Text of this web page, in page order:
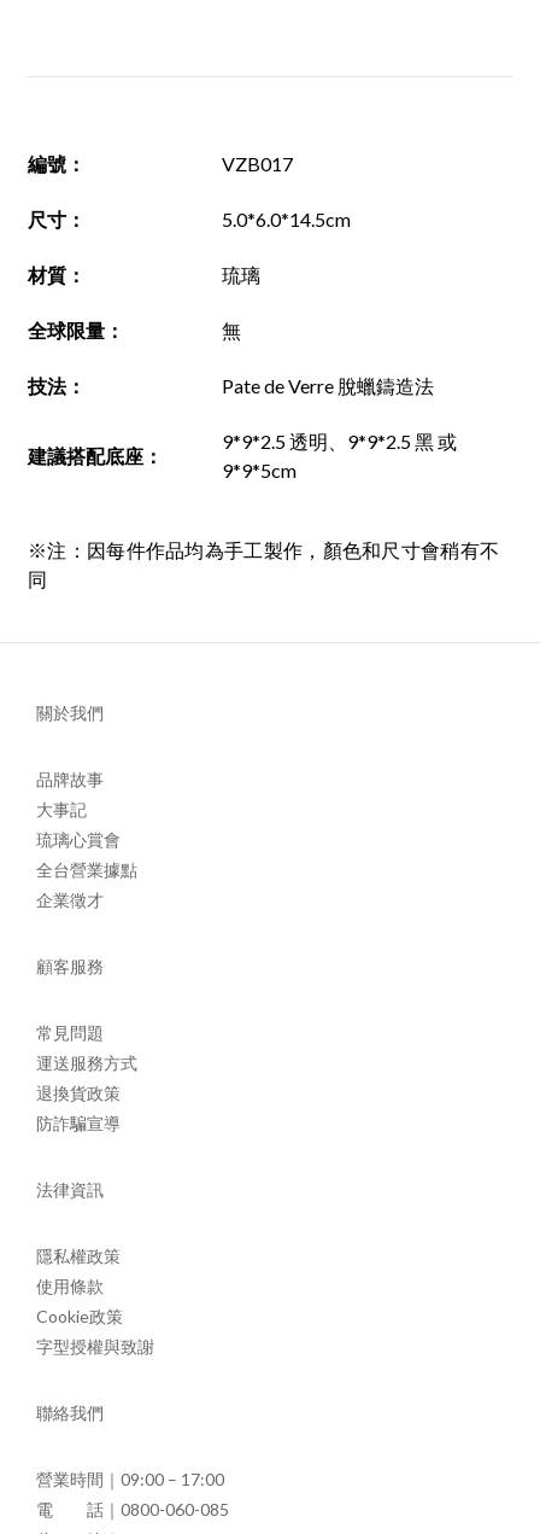
編號 ： VZB017
尺寸 ： 5.0*6.0*14.5cm
材質 ： 琉璃
全球限量： 無
技法： Pate de Verre 脫蠟鑄造法
建議搭配底座 ：
9*9*2.5 透明、9*9*2.5 黑 或
9*9*5cm
※注：因每件作品均為手工製作，顏色和尺寸會稍有不
同
關於我們
品牌故事
大事記
琉璃心賞會
全台營業據點
企業徵才
顧客服務
常見問題
運送服務方式
退換貨政策
防詐騙宣導
法律資訊
隱私權政策
使用條款
Cookie政策
字型授權與致謝
聯絡我們
營業時間｜09:00 – 17:00
電 話｜0800-060-085